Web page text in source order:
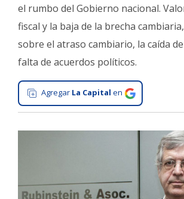
Zona
Cultura
Tecnología
Salud
General
Deportes
el rumbo del Gobierno nacional.
fiscal y la baja de la brecha
sobre el atraso cambiario, la caída
falta de acuerdos políticos.
Agregar La Capital en